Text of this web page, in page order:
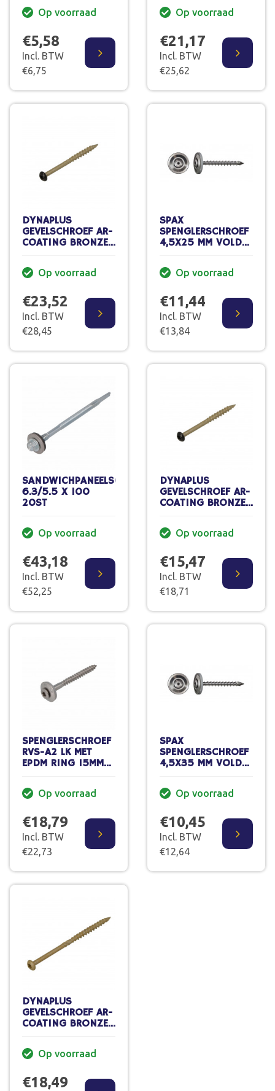
(50)
Op voorraad
€5,58
Incl. BTW
€6,75
TORX-15
4.0X60/30 MM
Op voorraad
€21,17
Incl. BTW
€25,62
DYNAPLUS
GEVELSCHROEF AR-
COATING BRONZE
TORX-20
4.5X60/30 MM
Op voorraad
€23,52
Incl. BTW
€28,45
SPAX
SPENGLERSCHROEF
4,5X25 MM VOLDR
T20 DOOS 75 ST.
Op voorraad
€11,44
Incl. BTW
€13,84
SANDWICHPANEELSCHROEF
6.3/5.5 X 100
20ST
Op voorraad
€43,18
Incl. BTW
€52,25
DYNAPLUS
GEVELSCHROEF AR-
COATING BRONZE
TORX-15
4.0X40/22 MM
Op voorraad
€15,47
Incl. BTW
€18,71
SPENGLERSCHROEF
RVS-A2 LK MET
EPDM RING 15MM
(200)
Op voorraad
€18,79
Incl. BTW
€22,73
SPAX
SPENGLERSCHROEF
4,5X35 MM VOLDR
T20 DOOS 60 ST.
Op voorraad
€10,45
Incl. BTW
€12,64
DYNAPLUS
GEVELSCHROEF AR-
COATING BRONZE
4.5X60/30 MM
(200 ST.)
Op voorraad
€18,49